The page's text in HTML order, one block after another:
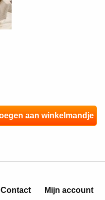
Contact Mijn account